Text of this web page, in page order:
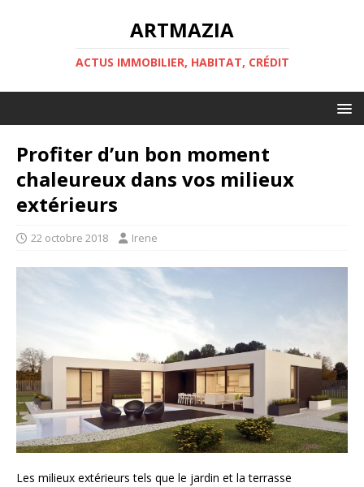
ARTMAZIA
ACTUS IMMOBILIER, HABITAT, CRÉDIT
Profiter d’un bon moment
chaleureux dans vos milieux
extérieurs
22 octobre 2018 Irene
Les milieux extérieurs tels que le jardin et la terrasse